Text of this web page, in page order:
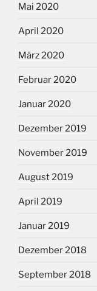
Mai 2020
April 2020
März 2020
Februar 2020
Januar 2020
Dezember 2019
November 2019
August 2019
April 2019
Januar 2019
Dezember 2018
September 2018